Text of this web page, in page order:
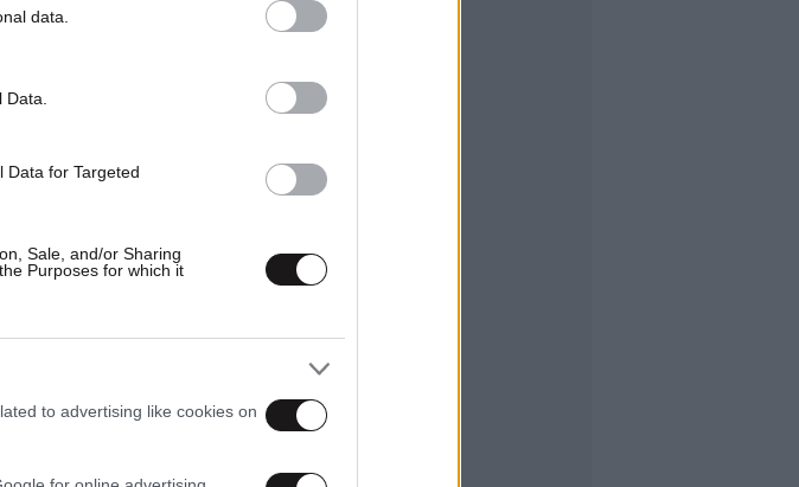
data.
Data for Targeted
Sale, and/or Sharing
Purposes for which it
to advertising like cookies on
επιδημιολογίας
την αύξηση των
να
και